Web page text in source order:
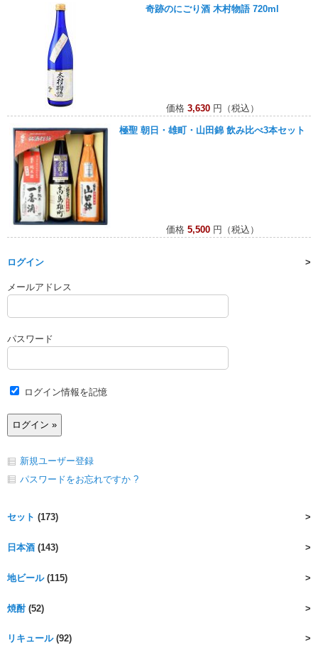
奇跡のにごり酒 木村物語 720ml
価格 3,630円（税込）
極聖 朝日・雄町・山田錦 飲み比べ3本セット
価格 5,500円（税込）
ログイン
メールアドレス
パスワード
ログイン情報を記憶
新規ユーザー登録
パスワードをお忘れですか ?
セット (173)
日本酒 (143)
地ビール(115)
焼酎(52)
リキュール(92)